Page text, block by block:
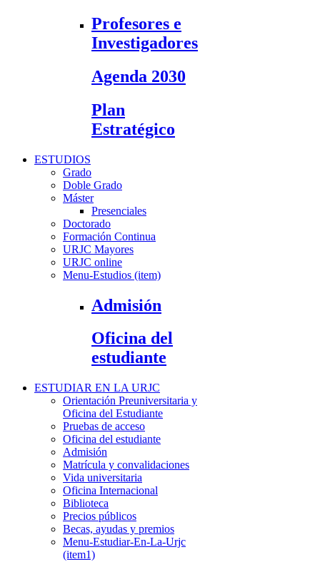
Profesores e
Investigadores
Agenda 2030
Plan
Estratégico
ESTUDIOS
Grado
Doble Grado
Máster
Presenciales
Doctorado
Formación Continua
URJC Mayores
URJC online
Menu-Estudios (item)
Admisión
Oficina del
estudiante
ESTUDIAR EN LA URJC
Orientación Preuniversitaria y
Oficina del Estudiante
Pruebas de acceso
Oficina del estudiante
Admisión
Matrícula y convalidaciones
Vida universitaria
Oficina Internacional
Biblioteca
Precios públicos
Becas, ayudas y premios
Menu-Estudiar-En-La-Urjc
(item1)